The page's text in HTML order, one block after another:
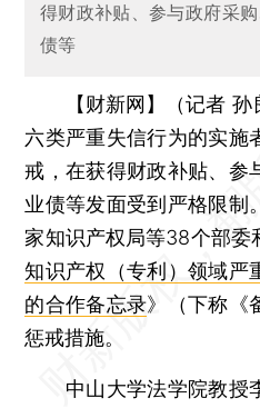
得财政补贴、参与政府采
债等
【财新网】（记者 孙
六类严重失信行为的实施
戒，在获得财政补贴、参
业债等发面受到严格限制
家知识产权局等38个部委
知识产权（专利）领域严
的合作备忘录》（下称《
惩戒措施。
中山大学法学院教授李